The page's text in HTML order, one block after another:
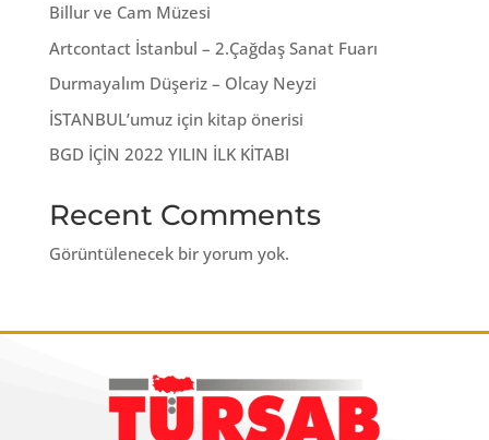
Billur ve Cam Müzesi
Artcontact İstanbul – 2.Çağdaş Sanat Fuarı
Durmayalım Düşeriz – Olcay Neyzi
İSTANBUL’umuz için kitap önerisi
BGD İÇİN 2022 YILIN İLK KİTABI
Recent Comments
Görüntülenecek bir yorum yok.